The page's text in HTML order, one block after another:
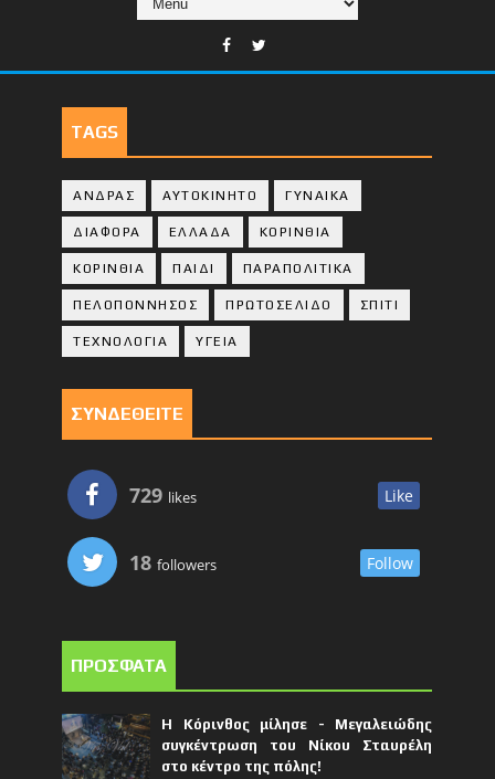
TAGS
ΑΝΔΡΑΣ ΑΥΤΟΚΙΝΗΤΟ ΓΥΝΑΙΚΑ
ΔΙΑΦΟΡΑ ΕΛΛΑΔΑ ΚΟΡΙΝΘΙΑ
ΚΟΡΙΝΘΙA ΠΑΙΔΙ ΠΑΡΑΠΟΛΙΤΙΚΑ
ΠΕΛΟΠΟΝΝΗΣΟΣ ΠΡΩΤΟΣΕΛΙΔΟ ΣΠΙΤΙ
ΤΕΧΝΟΛΟΓΙΑ ΥΓΕΙΑ
ΣΥΝΔΕΘΕΙΤΕ
729 likes Like
18 followers Follow
ΠΡΟΣΦΑΤΑ
Η Κόρινθος μίλησε - Μεγαλειώδης
συγκέντρωση του Νίκου Σταυρέλη
στο κέντρο της πόλης!